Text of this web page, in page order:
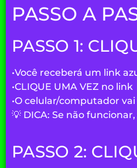
PASSO A
PASSO 1:
•Você receberá um link
•CLIQUE UMA VEZ no link
•O celular/computador
💡 DICA: Se não
PASSO 2: